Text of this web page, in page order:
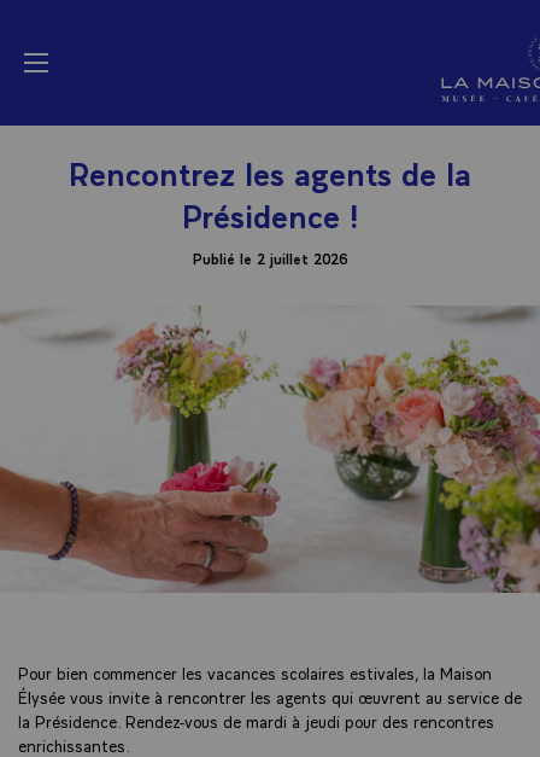
menu
La Maison Elysée
Rencontrez les agents de la
Présidence !
Publié le 2 juillet 2026
Pour bien commencer les vacances scolaires estivales, la Maison
Élysée vous invite à rencontrer les agents qui œuvrent au service de
la Présidence. Rendez-vous de mardi à jeudi pour des rencontres
enrichissantes.